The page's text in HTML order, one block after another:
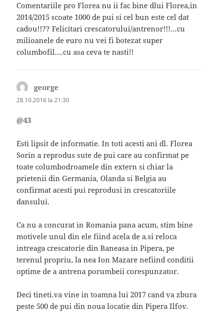
Comentariile pro Florea nu ii fac bine dlui Florea,in
2014/2015 scoate 1000 de pui si cel bun este cel dat
cadou!!?? Felicitari crescatorului/antrenor!!!…cu
milioanele de euro nu vei fi botezat super
columbofil….cu asa ceva te nasti!!
george
28.10.2016 la 21:30
@43
Esti lipsit de informatie. In toti acesti ani dl. Florea
Sorin a reprodus sute de pui care au confirmat pe
toate columbodroamele din extern si chiar la
prietenii din Germania, Olanda si Belgia au
confirmat acesti pui reprodusi in crescatoriile
dansului.
Ca nu a concurat in Romania pana acum, stim bine
motivele unul din ele fiind acela de a.si reloca
intreaga crescatorie din Baneasa in Pipera, pe
terenul propriu, la nea Ion Mazare nefiind conditii
optime de a antrena porumbeii corespunzator.
Deci tineti.va vine in toamna lui 2017 cand va zbura
peste 500 de pui din noua locatie din Pipera Ilfov.